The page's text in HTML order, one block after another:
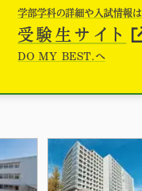
学部学科の詳細や入試情報は
受験生サイト
DO MY BEST.へ